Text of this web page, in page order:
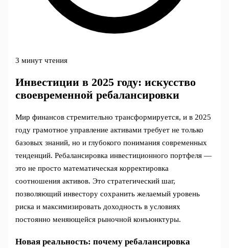
3 минут чтения
Инвестиции в 2025 году: искусство
своевременной ребалансировки
Мир финансов стремительно трансформируется, и в 2025
году грамотное управление активами требует не только
базовых знаний, но и глубокого понимания современных
тенденций. Ребалансировка инвестиционного портфеля —
это не просто математическая корректировка
соотношения активов. Это стратегический шаг,
позволяющий инвестору сохранить желаемый уровень
риска и максимизировать доходность в условиях
постоянно меняющейся рыночной конъюнктуры.
Новая реальность: почему ребалансировка